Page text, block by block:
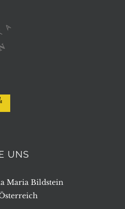
UNS
Maria Bildstein